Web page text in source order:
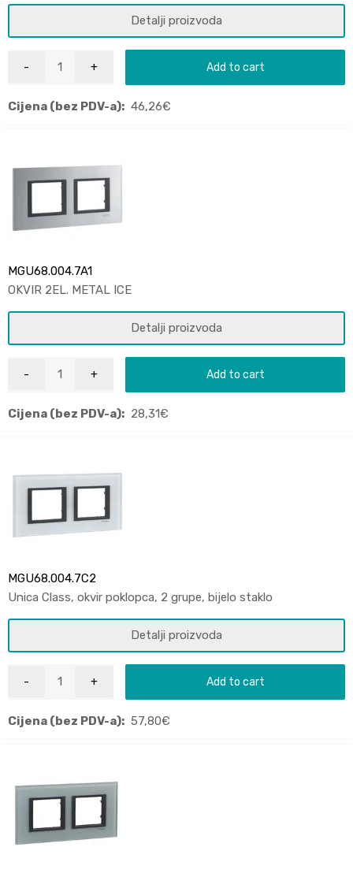
Detalji proizvoda
Add to cart
Cijena (bez PDV-a): 46,26€
MGU68.004.7A1
OKVIR 2EL. METAL ICE
Detalji proizvoda
Add to cart
Cijena (bez PDV-a): 28,31€
MGU68.004.7C2
Unica Class, okvir poklopca, 2 grupe, bijelo staklo
Detalji proizvoda
Add to cart
Cijena (bez PDV-a): 57,80€